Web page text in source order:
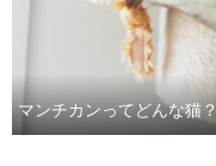
マンチカンってどんな猫